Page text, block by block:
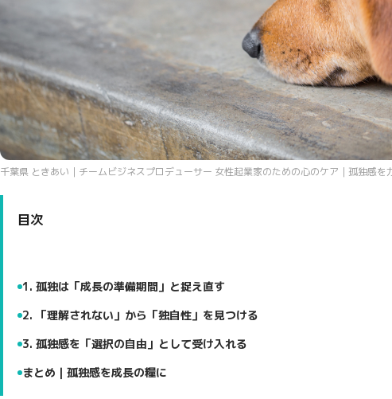
千葉県 ときあい｜チームビジネスプロデューサー 女性起業家のための心のケア｜孤独感を
目次
1. 孤独は「成長の準備期間」と捉え直す
2. 「理解されない」から「独自性」を見つける
3. 孤独感を「選択の自由」として受け入れる
まとめ｜孤独感を成長の糧に